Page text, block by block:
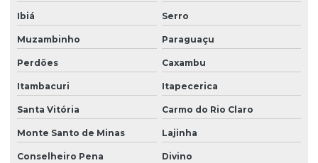
Ibiá Serro
Muzambinho Paraguaçu
Perdões Caxambu
Itambacuri Itapecerica
Santa Vitória Carmo do Rio Claro
Monte Santo de Minas Lajinha
Conselheiro Pena Divino